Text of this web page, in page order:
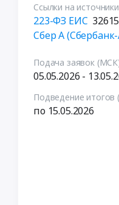
Ссылки на источники
223-ФЗ ЕИС
Сбер А
Подача заявок
05.05.2026 -
Подведение итогов
по 15.05.2026